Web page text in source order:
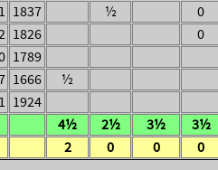
1837 ½ 0
1826 0
1789
1666 ½
1924
4½ 2½ 3½ 3½
2 0 0 0